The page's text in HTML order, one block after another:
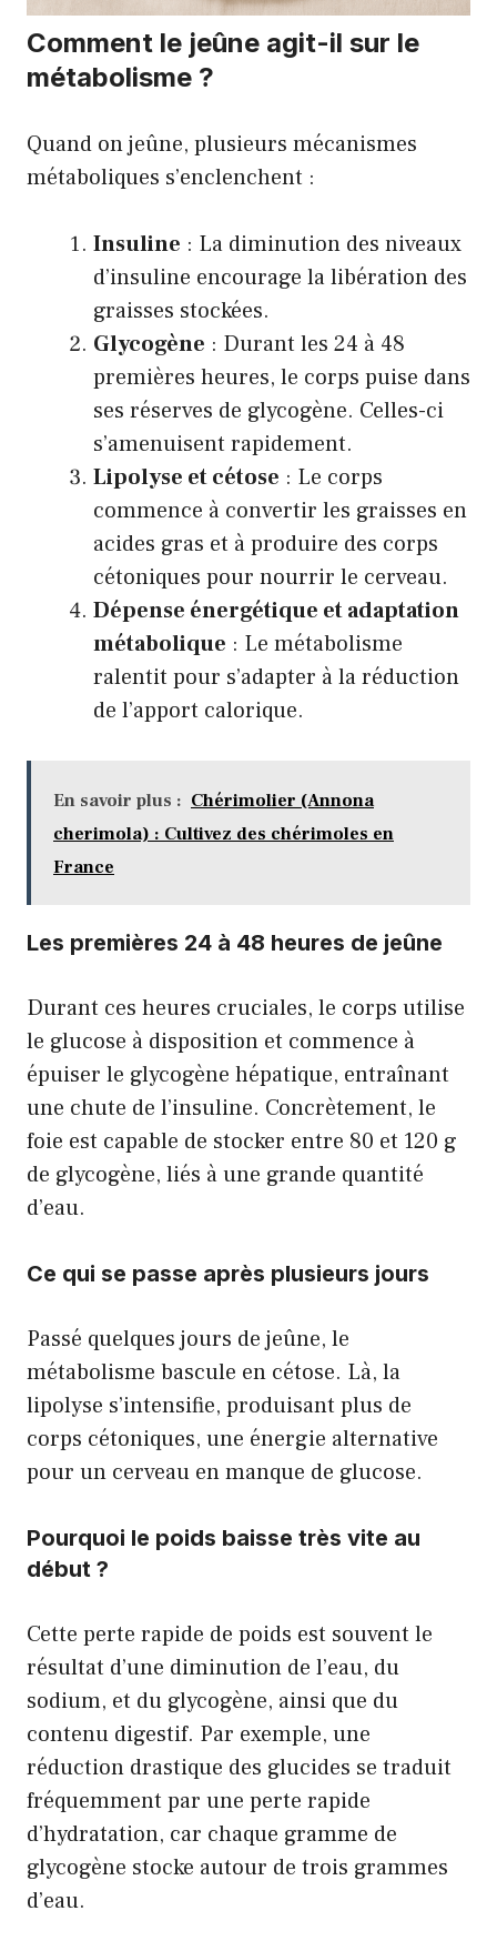
Comment le jeûne agit-il sur le
métabolisme ?
Quand on jeûne, plusieurs mécanismes
métaboliques s’enclenchent :
Insuline : La diminution des niveaux
d’insuline encourage la libération des
graisses stockées.
Glycogène : Durant les 24 à 48
premières heures, le corps puise dans
ses réserves de glycogène. Celles-ci
s’amenuisent rapidement.
Lipolyse et cétose : Le corps
commence à convertir les graisses en
acides gras et à produire des corps
cétoniques pour nourrir le cerveau.
Dépense énergétique et adaptation
métabolique : Le métabolisme
ralentit pour s’adapter à la réduction
de l’apport calorique.
En savoir plus : Chérimolier (Annona
cherimola) : Cultivez des chérimoles en
France
Les premières 24 à 48 heures de jeûne
Durant ces heures cruciales, le corps utilise
le glucose à disposition et commence à
épuiser le glycogène hépatique, entraînant
une chute de l’insuline. Concrètement, le
foie est capable de stocker entre 80 et 120 g
de glycogène, liés à une grande quantité
d’eau.
Ce qui se passe après plusieurs jours
Passé quelques jours de jeûne, le
métabolisme bascule en cétose. Là, la
lipolyse s’intensifie, produisant plus de
corps cétoniques, une énergie alternative
pour un cerveau en manque de glucose.
Pourquoi le poids baisse très vite au
début ?
Cette perte rapide de poids est souvent le
résultat d’une diminution de l’eau, du
sodium, et du glycogène, ainsi que du
contenu digestif. Par exemple, une
réduction drastique des glucides se traduit
fréquemment par une perte rapide
d’hydratation, car chaque gramme de
glycogène stocke autour de trois grammes
d’eau.